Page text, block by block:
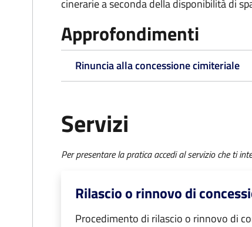
cinerarie a seconda della disponibilità di
Approfondimenti
Rinuncia alla concessione cimiteriale
Servizi
Per presentare la pratica accedi al servizio che ti
Rilascio o rinnovo di
Procedimento di rilascio o rinnovo di